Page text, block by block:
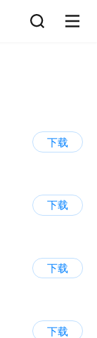
下载
下载
下载
下载